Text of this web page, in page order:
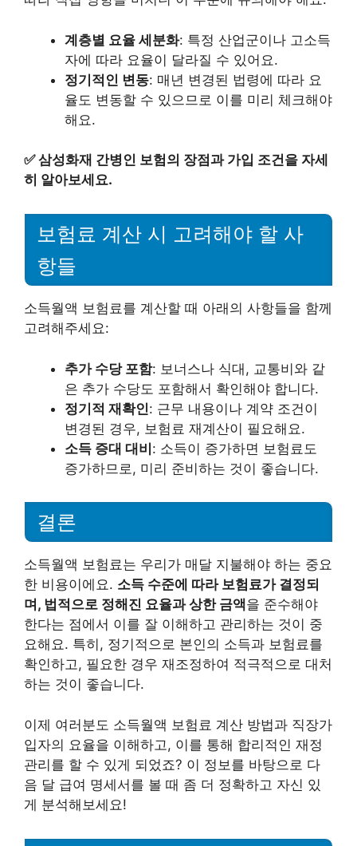
계층별 요율 세분화: 특정 산업군이나 고소득
자에 따라 요율이 달라질 수 있어요.
정기적인 변동: 매년 변경된 법령에 따라 요
율도 변동할 수 있으므로 이를 미리 체크해야
해요.
✅삼성화재 간병인 보험의 장점과 가입 조건을 자세
히 알아보세요.
보험료 계산 시 고려해야 할 사
항들
소득월액 보험료를 계산할 때 아래의 사항들을 함께
고려해주세요:
추가 수당 포함: 보너스나 식대, 교통비와 같
은 추가 수당도 포함해서 확인해야 합니다.
정기적 재확인: 근무 내용이나 계약 조건이
변경된 경우, 보험료 재계산이 필요해요.
소득 증대 대비: 소득이 증가하면 보험료도
증가하므로, 미리 준비하는 것이 좋습니다.
결론
소득월액 보험료는 우리가 매달 지불해야 하는 중요
한 비용이에요. 소득 수준에 따라 보험료가 결정되
며, 법적으로 정해진 요율과 상한 금액을 준수해야
한다는 점에서 이를 잘 이해하고 관리하는 것이 중
요해요. 특히, 정기적으로 본인의 소득과 보험료를
확인하고, 필요한 경우 재조정하여 적극적으로 대처
하는 것이 좋습니다.
이제 여러분도 소득월액 보험료 계산 방법과 직장가
입자의 요율을 이해하고, 이를 통해 합리적인 재정
관리를 할 수 있게 되었죠? 이 정보를 바탕으로 다
음 달 급여 명세서를 볼 때 좀 더 정확하고 자신 있
게 분석해보세요!